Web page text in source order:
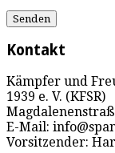
Kontakt
Kämpfer und
1939 e. V. (KFSR)
E-Mail:
Vorsitzender: